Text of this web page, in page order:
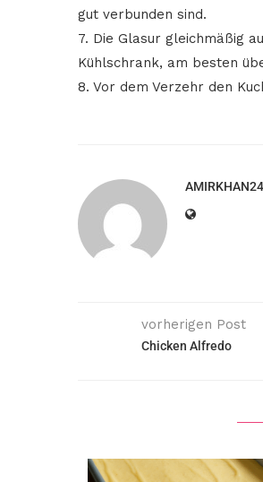
gut verbunden sind.
7. ⁠Die Glasur gleichmäßig
Kühlschrank, am besten
8. Vor dem Verzehr den
AMIRKHAN24
vorherigen Post
Chicken Alfredo